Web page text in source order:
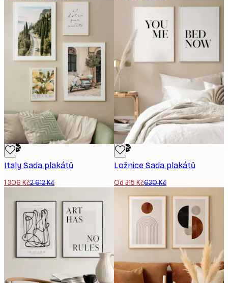
-50%
Italy Sada plakátů
1 306 Kč2 612 Kč
-50%
Ložnice Sada plakátů
Od 315 Kč630 Kč